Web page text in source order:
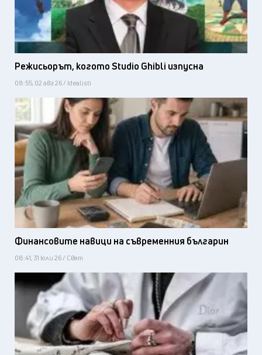
Режисьорът, когото Studio Ghibli изпусна
08:55, 02 авг 26 / Idealisti
Финансовите навици на съвременния българин
08:41, 31 юли 26 / Свят